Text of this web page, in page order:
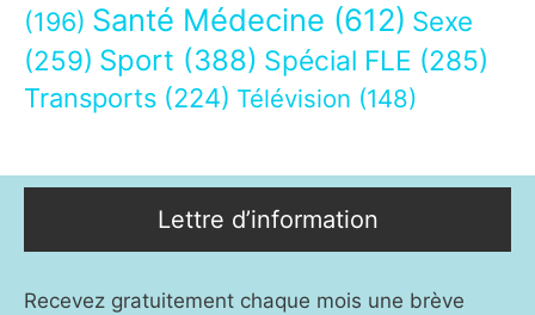
(196) Santé Médecine (612) Sexe
(259) Sport (388) Spécial FLE (285)
Transports (224) Télévision (148)
Lettre d’information
Recevez gratuitement chaque mois une brève